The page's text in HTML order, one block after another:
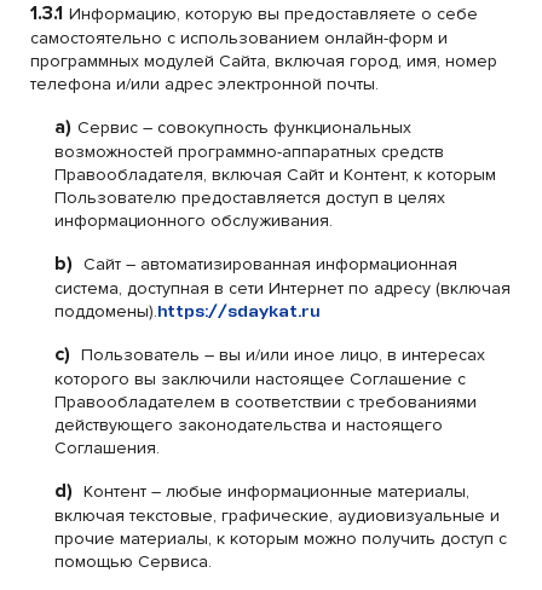
1.3.1 Информацию, которую вы предоставляете о себе
самостоятельно с использованием онлайн-форм и
программных модулей Сайта, включая город, имя, номер
телефона и/или адрес электронной почты.
a) Сервис – совокупность функциональных
возможностей программно-аппаратных средств
Правообладателя, включая Сайт и Контент, к которым
Пользователю предоставляется доступ в целях
информационного обслуживания.
b) Сайт – автоматизированная информационная
система, доступная в сети Интернет по адресу (включая
поддомены).https://sdaykat.ru
c) Пользователь – вы и/или иное лицо, в интересах
которого вы заключили настоящее Соглашение с
Правообладателем в соответствии с требованиями
действующего законодательства и настоящего
Соглашения.
d) Контент – любые информационные материалы,
включая текстовые, графические, аудиовизуальные и
прочие материалы, к которым можно получить доступ с
помощью Сервиса.